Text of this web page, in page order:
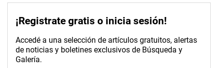
¡Registrate gratis o inicia sesión!
Accedé a una selección de artículos gratuitos, alertas
de noticias y boletines exclusivos de Búsqueda y
Galería.